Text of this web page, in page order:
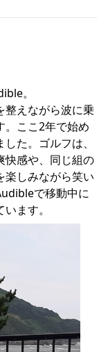
。
整えながら波に乗
。ここ2年で始め
た。ゴルフは、
快感や、同じ組の
楽しみながら笑い
で移動中に
ます。